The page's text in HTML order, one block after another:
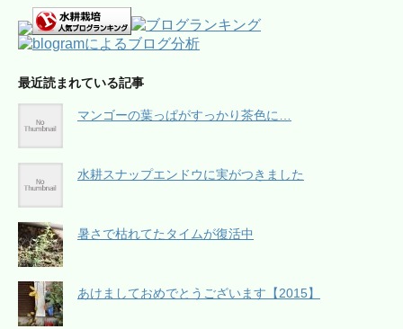
最近読まれている記事
マンゴーの葉っぱがすっかり茶色に…
水耕スナップエンドウに実がつきました
暑さで枯れてたタイムが復活中
あけましておめでとうございます【2015】